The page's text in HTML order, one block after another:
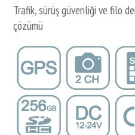
Trafik, sürüş güvenliği ve filo
çözümü